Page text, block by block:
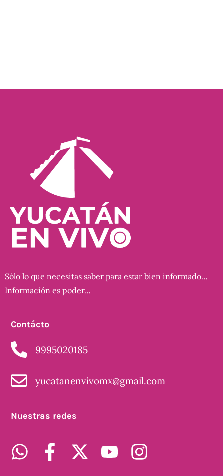
Sólo lo que necesitas saber para estar bien informado…
Información es poder…
Contácto
9995020185
yucatanenvivomx@gmail.com
Nuestras redes